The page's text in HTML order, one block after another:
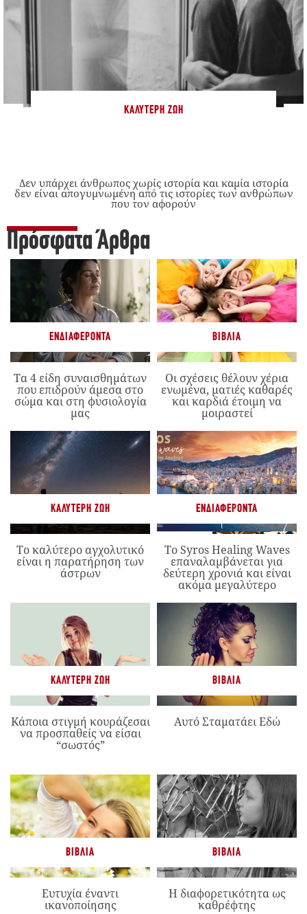
ΚΑΛΎΤΕΡΗ ΖΩΉ
Δεν υπάρχει άνθρωπος χωρίς ιστορία και καμία ιστορία
δεν είναι απογυμνωμένη από τις ιστορίες των ανθρώπων
που τον αφορούν
Πρόσφατα Άρθρα
ΕΝΔΙΑΦΈΡΟΝΤΑ
Τα 4 είδη συναισθημάτων
που επιδρούν άμεσα στο
σώμα και στη φυσιολογία
μας
ΒΙΒΛΊΑ
Οι σχέσεις θέλουν χέρια
ενωμένα, ματιές καθαρές
και καρδιά έτοιμη να
μοιραστεί
ΚΑΛΎΤΕΡΗ ΖΩΉ
Το καλύτερο αγχολυτικό
είναι η παρατήρηση των
άστρων
ΕΝΔΙΑΦΈΡΟΝΤΑ
Το Syros Healing Waves
επαναλαμβάνεται για
δεύτερη χρονιά και είναι
ακόμα μεγαλύτερο
ΚΑΛΎΤΕΡΗ ΖΩΉ
Κάποια στιγμή κουράζεσαι
να προσπαθείς να είσαι
“σωστός”
ΒΙΒΛΊΑ
Αυτό Σταματάει Εδώ
ΒΙΒΛΊΑ
Ευτυχία έναντι
ικανοποίησης
ΒΙΒΛΊΑ
Η διαφορετικότητα ως
καθρέφτης